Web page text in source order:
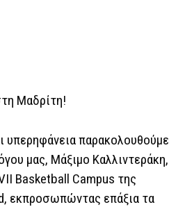
Μαδρίτη!
υπερηφάνεια παρακολουθούμε
μας, Μάξιμο Καλλιντεράκη,
Basketball Campus της
εκπροσωπώντας επάξια τα